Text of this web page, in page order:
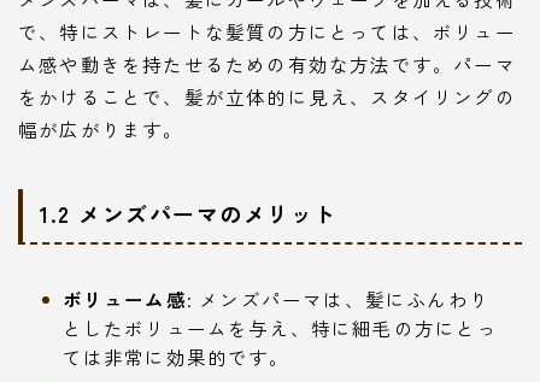
で、特にストレートな髪質の方にとっては、ボリュー
ム感や動きを持たせるための有効な方法です。パーマ
をかけることで、髪が立体的に見え、スタイリングの
幅が広がります。
1.2 メンズパーマのメリット
ボリューム感: メンズパーマは、髪にふんわり
としたボリュームを与え、特に細毛の方にとっ
ては非常に効果的です。